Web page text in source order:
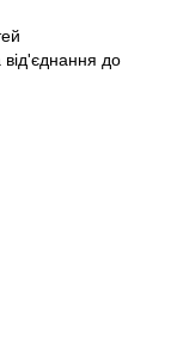
від'єднання до